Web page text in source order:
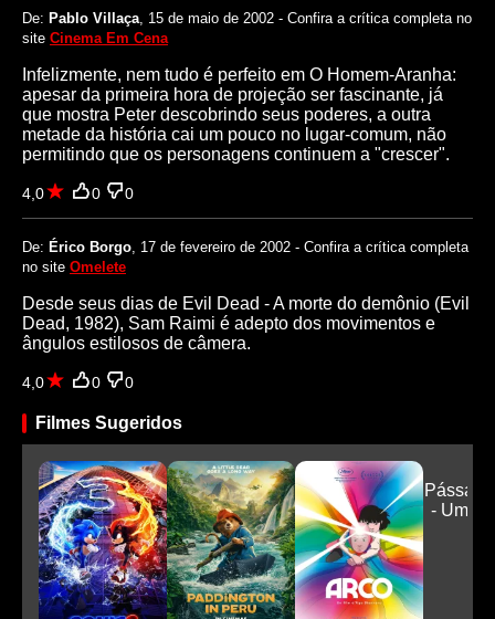
De: Pablo Villaça , 15 de maio de 2002 - Confira a crítica completa no
site Cinema Em Cena
Infelizmente, nem tudo é perfeito em O Homem-Aranha:
apesar da primeira hora de projeção ser fascinante, já
que mostra Peter descobrindo seus poderes, a outra
metade da história cai um pouco no lugar-comum, não
permitindo que os personagens continuem a "crescer".
4,0 0 0
De: Érico Borgo , 17 de fevereiro de 2002 - Confira a crítica completa
no site Omelete
Desde seus dias de Evil Dead - A morte do demônio (Evil
Dead, 1982), Sam Raimi é adepto dos movimentos e
ângulos estilosos de câmera.
4,0 0 0
Filmes Sugeridos
Pássaro
- Uma